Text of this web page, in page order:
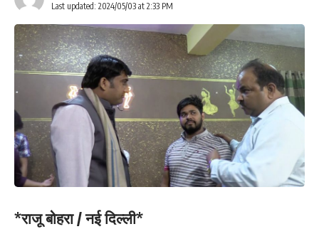
Last updated: 2024/05/03 at 2:33 PM
*राजू बोहरा / नई दिल्ली*